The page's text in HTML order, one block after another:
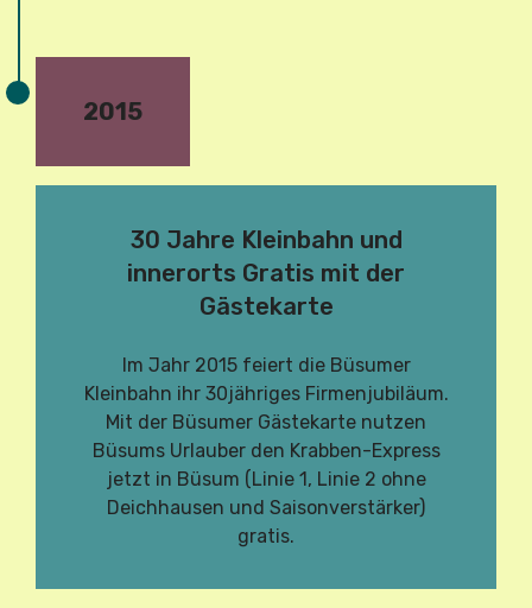
2015
30 Jahre Kleinbahn und
innerorts Gratis mit der
Gästekarte
Im Jahr 2015 feiert die Büsumer
Kleinbahn ihr 30jähriges Firmenjubiläum.
Mit der Büsumer Gästekarte nutzen
Büsums Urlauber den Krabben-Express
jetzt in Büsum (Linie 1, Linie 2 ohne
Deichhausen und Saisonverstärker)
gratis.